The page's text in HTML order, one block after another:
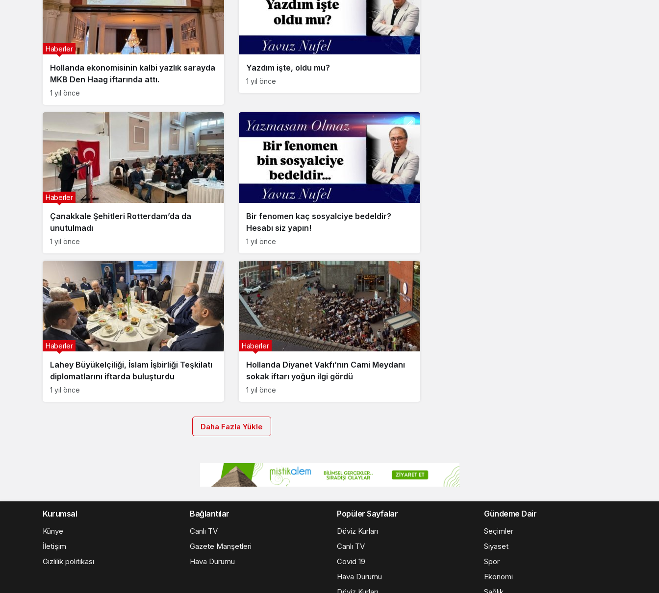
Hollanda ekonomisinin kalbi yazlık sarayda
MKB Den Haag iftarında attı.
Haberler
1 yıl önce
Yazdım işte, oldu mu?
1 yıl önce
Çanakkale Şehitleri Rotterdam’da da
unutulmadı
Haberler
1 yıl önce
Bir fenomen kaç sosyalciye bedeldir?
Hesabı siz yapın!
1 yıl önce
Lahey Büyükelçiliği, İslam İşbirliği Teşkilatı
diplomatlarını iftarda buluşturdu
Haberler
1 yıl önce
Hollanda Diyanet Vakfı’nın Cami Meydanı
sokak iftarı yoğun ilgi gördü
Haberler
1 yıl önce
Daha Fazla Yükle
Kurumsal
Künye
İletişim
Gizlilik politikası
Bağlantılar
Canlı TV
Gazete Manşetleri
Hava Durumu
Popüler Sayfalar
Döviz Kurları
Canlı TV
Covid 19
Hava Durumu
Gündeme Dair
Seçimler
Siyaset
Spor
Ekonomi